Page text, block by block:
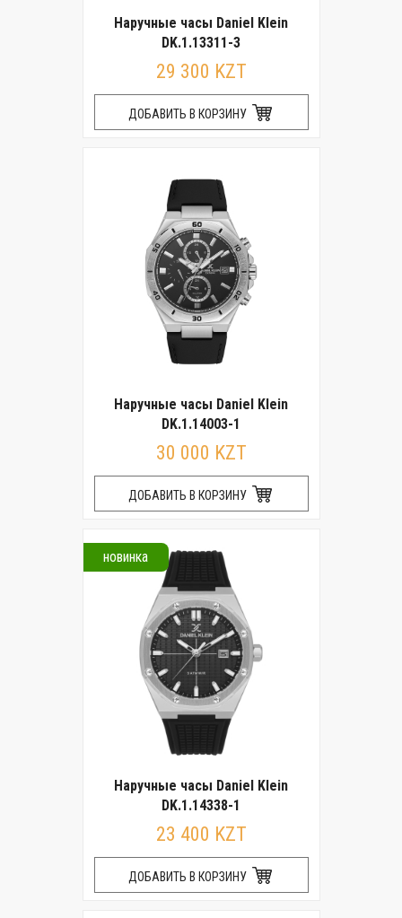
Наручные часы Daniel Klein
DK.1.13311-3
29 300 KZT
ДОБАВИТЬ В КОРЗИНУ
Наручные часы Daniel Klein
DK.1.14003-1
30 000 KZT
ДОБАВИТЬ В КОРЗИНУ
новинка
Наручные часы Daniel Klein
DK.1.14338-1
23 400 KZT
ДОБАВИТЬ В КОРЗИНУ